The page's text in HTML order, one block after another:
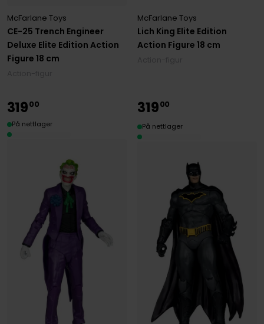
CE-25 Trench Engineer
Deluxe Elite Edition Action
Figure 18 cm
McFarlane Toys
Lich King Elite Edition
Action Figure 18 cm
McFarlane Toys
31900
På nettlager
31900
På nettlager